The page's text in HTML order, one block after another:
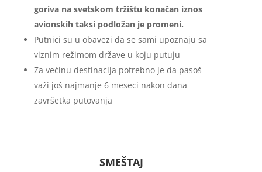
goriva na svetskom tržištu konačan iznos
avionskih taksi podložan je promeni.
Putnici su u obavezi da se sami upoznaju sa
viznim režimom države u koju putuju
Za većinu destinacija potrebno je da pasoš
važi još najmanje 6 meseci nakon dana
završetka putovanja
SMEŠTAJ